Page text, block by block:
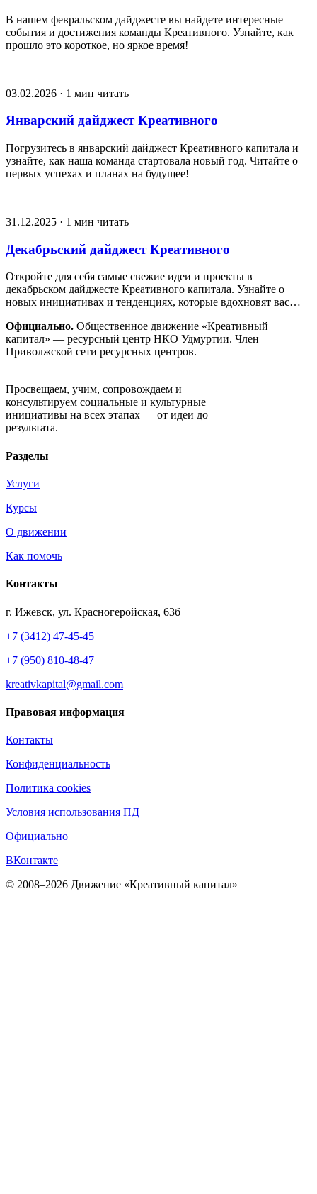
В нашем февральском дайджесте вы найдете интересные
события и достижения команды Креативного. Узнайте, как
прошло это короткое, но яркое время!
03.02.2026 · 1 мин читать
Январский дайджест Креативного
Погрузитесь в январский дайджест Креативного капитала и
узнайте, как наша команда стартовала новый год. Читайте о
первых успехах и планах на будущее!
31.12.2025 · 1 мин читать
Декабрьский дайджест Креативного
Откройте для себя самые свежие идеи и проекты в
декабрьском дайджесте Креативного капитала. Узнайте о
новых инициативах и тенденциях, которые вдохновят вас…
Официально. Общественное движение «Креативный
капитал» — ресурсный центр НКО Удмуртии. Член
Приволжской сети ресурсных центров.
Просвещаем, учим, сопровождаем и
консультируем социальные и культурные
инициативы на всех этапах — от идеи до
результата.
Разделы
Услуги
Курсы
О движении
Как помочь
Контакты
г. Ижевск, ул. Красногеройская, 63б
+7 (3412) 47-45-45
+7 (950) 810-48-47
kreativkapital@gmail.com
Правовая информация
Контакты
Конфиденциальность
Политика cookies
Условия использования ПД
Официально
ВКонтакте
© 2008–2026 Движение «Креативный капитал»